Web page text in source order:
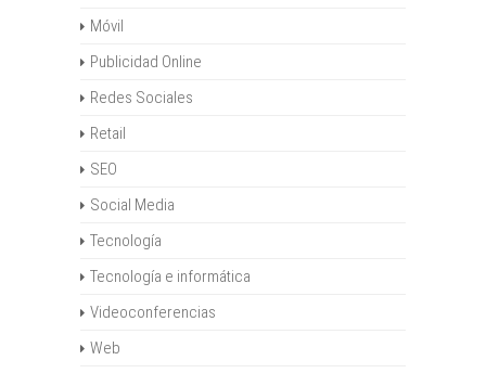
Móvil
Publicidad Online
Redes Sociales
Retail
SEO
Social Media
Tecnología
Tecnología e informática
Videoconferencias
Web